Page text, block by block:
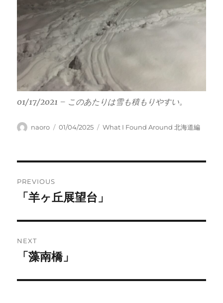
01/17/2021 – このあたりは雪も積もりやすい。
Author
naoro
Posted
01/04/2025 Categories
What I Found Around 北海道編
navigation
PREVIOUS
Previous
「羊ヶ丘展望台」
NEXT
Next
「藻南橋」